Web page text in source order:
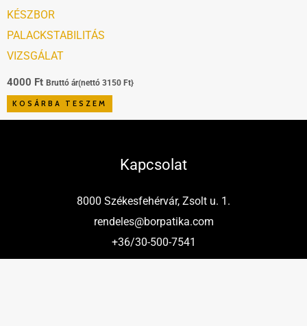
KÉSZBOR
PALACKSTABILITÁS
VIZSGÁLAT
4000 Ft Bruttó ár(nettó 3150 Ft}
KOSÁRBA TESZEM
Kapcsolat
8000 Székesfehérvár, Zsolt u. 1.
rendeles@borpatika.com
+36/30-500-7541